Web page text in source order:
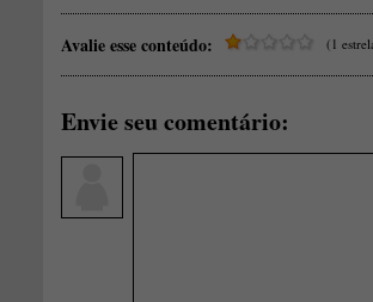
Avalie esse conteúdo: (1
Envie seu comentário: